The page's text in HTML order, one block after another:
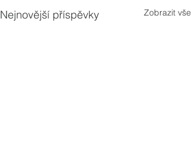
Nejnovější příspěvky Zobrazit vše